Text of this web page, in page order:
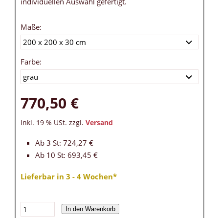
Maße:
Farbe:
770,50 €
Inkl. 19 % USt. zzgl. Versand
Ab 3 St: 724,27 €
Ab 10 St: 693,45 €
Lieferbar in 3 - 4 Wochen*
In den Warenkorb